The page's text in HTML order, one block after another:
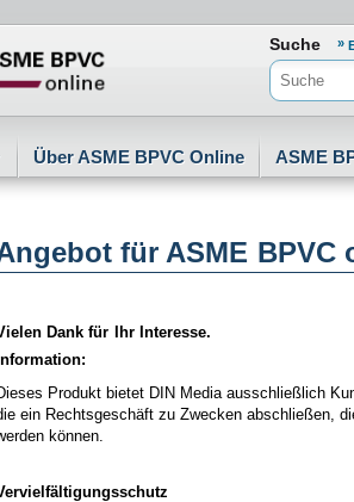
Suche
Über ASME BPVC Online ASME
für ASME BPVC
Dank für Ihr Interesse.
Information:
Produkt bietet DIN Media ausschließlich
ein Rechtsgeschäft zu Zwecken abschließen,
können.